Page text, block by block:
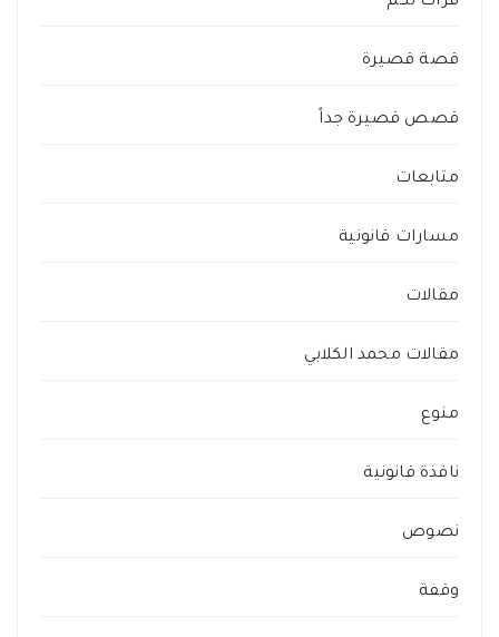
قصة قصيرة
قصص قصيرة جداً
متابعات
مسارات قانونية
مقالات
مقالات محمد الكلابي
منوع
نافذة قانونية
نصوص
وقفة